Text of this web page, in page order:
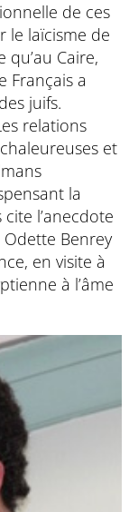
de ces
le laïcisme de
qu’au Caire,
Français a
juifs.
relations
et
la
l’anecdote
Benrey
en visite à
à l’âme